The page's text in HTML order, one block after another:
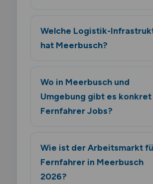
Welche Logistik-
hat Meerbusch?
Wo in Meerbusch und
Umgebung gibt es konkret
Fernfahrer Jobs?
Wie ist der Arbeitsmarkt
Fernfahrer in Meerbusch
2026?